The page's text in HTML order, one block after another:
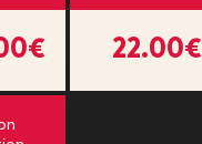
22.00€